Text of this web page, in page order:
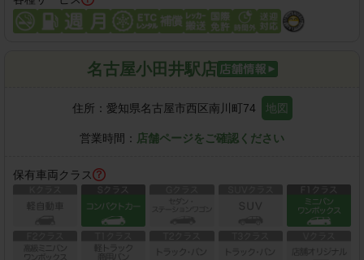
名古屋小田井駅店
住所： 愛知県名古屋市西区南川町74 地図
営業時間： 店舗ページをご確認ください
保有車両クラス